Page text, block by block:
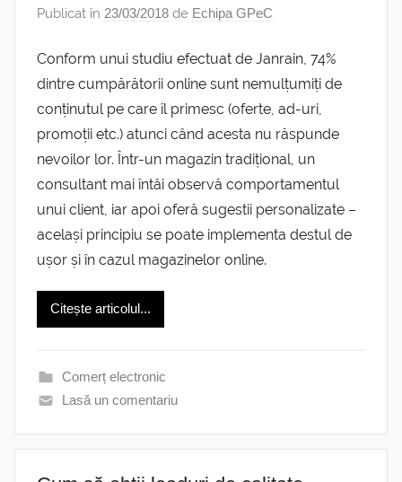
Publicat în 23/03/2018 de Echipa GPeC
Conform unui studiu efectuat de Janrain, 74%
dintre cumpărătorii online sunt nemulțumiți de
conținutul pe care îl primesc (oferte, ad-uri,
promoții etc.) atunci când acesta nu răspunde
nevoilor lor. Într-un magazin tradițional, un
consultant mai întâi observă comportamentul
unui client, iar apoi oferă sugestii personalizate –
același principiu se poate implementa destul de
ușor și în cazul magazinelor online.
Citește articolul...
Comerț electronic
Lasă un comentariu